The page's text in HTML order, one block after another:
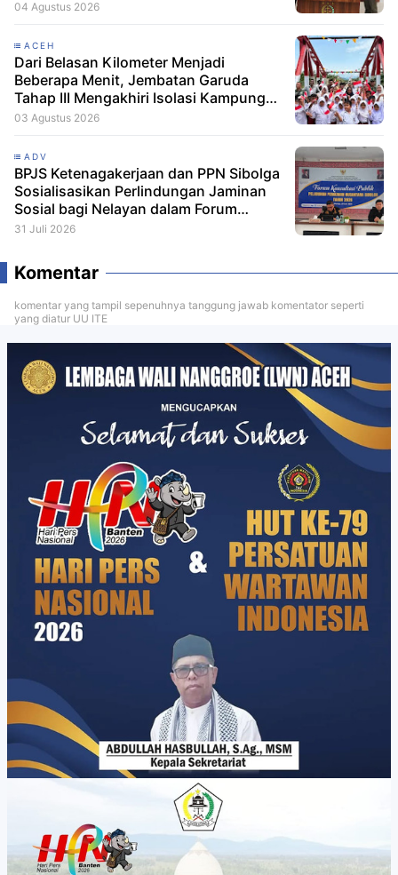
04 Agustus 2026
ACEH
Dari Belasan Kilometer Menjadi
Beberapa Menit, Jembatan Garuda
Tahap III Mengakhiri Isolasi Kampung
Tempel
03 Agustus 2026
ADV
BPJS Ketenagakerjaan dan PPN Sibolga
Sosialisasikan Perlindungan Jaminan
Sosial bagi Nelayan dalam Forum
Konsultasi Publik
31 Juli 2026
Komentar
komentar yang tampil sepenuhnya tanggung jawab komentator seperti
yang diatur UU ITE